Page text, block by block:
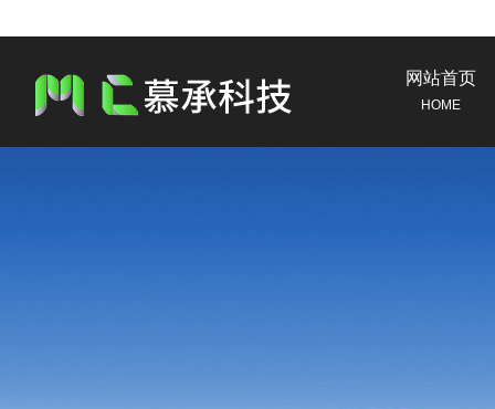
网站首页
HOME